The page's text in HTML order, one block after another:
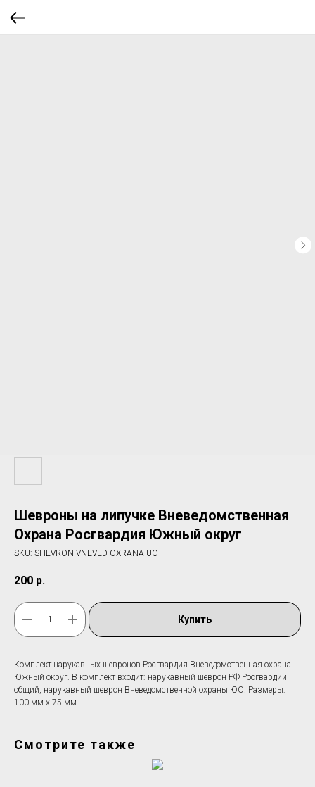
Шевроны на липучке Вневедомственная
Охрана Росгвардия Южный округ
SKU: SHEVRON-VNEVED-OXRANA-UO
200 р.
Купить
Комплект нарукавных шевронов Росгвардия Вневедомственная охрана
Южный округ. В комплект входит: нарукавный шеврон РФ Росгвардии
общий, нарукавный шеврон Вневедомственной охраны ЮО. Размеры:
100 мм х 75 мм.
Смотрите также